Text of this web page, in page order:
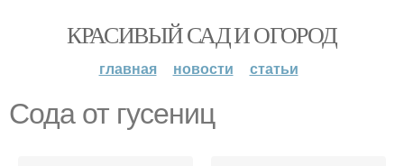
КРАСИВЫЙ САД И ОГОРОД
главная новости статьи
Сода от гусениц